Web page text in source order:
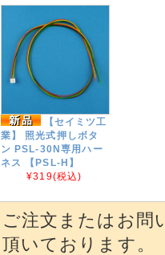
【セイミツ工
業】 照光式押しボタ
ン PSL-30N専用ハー
ネス 【PSL-H】
¥319(税込)
ご注文またはお問
頂いております。